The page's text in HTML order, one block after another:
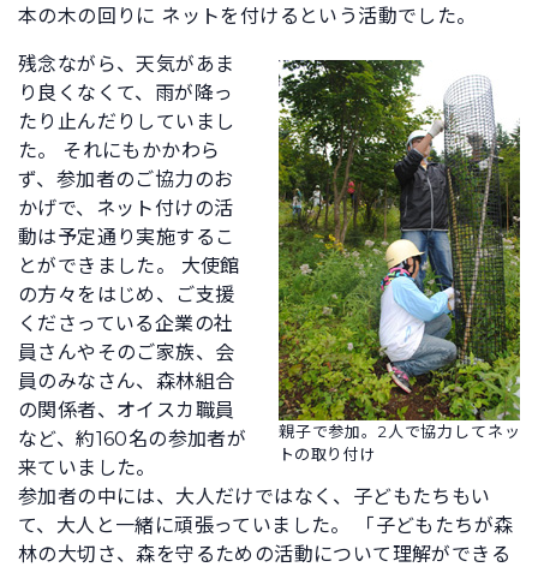
本の木の回りに ネットを付けるという活動でした。
親子で参加。2人で協力してネッ
トの取り付け
残念ながら、天気があま
り良くなくて、雨が降っ
たり止んだりしていまし
た。 それにもかかわら
ず、参加者のご協力のお
かげで、ネット付けの活
動は予定通り実施するこ
とができました。 大使館
の方々をはじめ、ご支援
くださっている企業の社
員さんやそのご家族、会
員のみなさん、森林組合
の関係者、オイスカ職員
など、約160名の参加者が
来ていました。
参加者の中には、大人だけではなく、子どもたちもい
て、大人と一緒に頑張っていました。 「子どもたちが森
林の大切さ、森を守るための活動について理解ができる